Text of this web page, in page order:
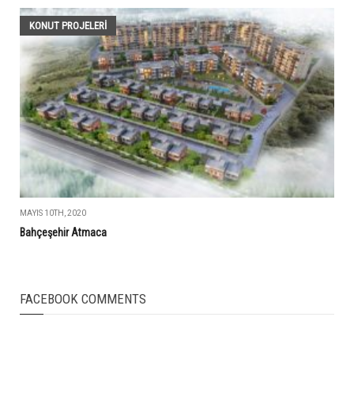
KONUT PROJELERI
MAYIS 10TH, 2020
Bahçeşehir Atmaca
FACEBOOK COMMENTS